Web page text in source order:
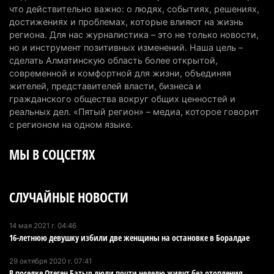
5 августа 2026 г. 09:17 152
В Алматинской области запустят производство
катеров для Formula-1 H2O и откроют академию
пилотов
5 августа 2026 г. 08:29
В Alatau City Authority назначили нового
директора по коммуникациям
Партия «Әділет» предложила превратить
рабочих мест
В Алматинской области назначили нового
4 августа 2026 г. 14:29
что действительно важно: о людях, событиях, решениях,
достижениях и проблемах, которые влияют на жизнь
региона. Для нас журналистика – это не только новости,
но и инструмент позитивных изменений. Наша цель –
сделать Алматинскую область более открытой,
современной и комфортной для жизни, объединяя
жителей, представителей власти, бизнеса и
гражданского общества вокруг общих ценностей и
реальных дел. «Пятый регион» – медиа, которое говорит
с регионом на одном языке.
МЫ В СОЦСЕТЯХ
СЛУЧАЙНЫЕ НОВОСТИ
14 мая 2021 г. 04:46
16-летнюю девушку избили две женщины на остановке в Боралдае
29 октября 2020 г. 07:41